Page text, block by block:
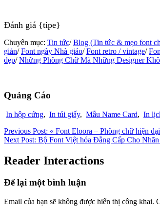
Đánh giá {tipe}
Chuyên mục: Tin tức/Blog (Tin tức & mẹo font
giản/Font ngày Nhà giáo/Font retro / vintage/
đẹp/Những Phông Chữ Mà Những Designer
Quảng Cáo
In hộp cứng, In túi giấy, Mẫu Name Card, In
Previous Post: « Font Eloora – Phông chữ hiện đại
Next Post: Bộ Font Việt hóa Đẳng Cấp Cho
Reader Interactions
Để lại một bình luận
Email của bạn sẽ không được hiển thị công khai.